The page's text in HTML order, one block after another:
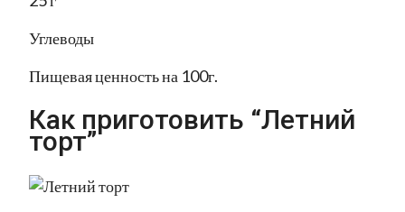
Углеводы
Пищевая ценность на 100г.
Как приготовить “Летний
торт”